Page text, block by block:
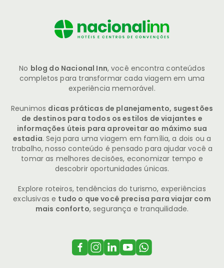
No blog do Nacional Inn, você encontra conteúdos
completos para transformar cada viagem em uma
experiência memorável.
Reunimos dicas práticas de planejamento, sugestões
de destinos para todos os estilos de viajantes e
informações úteis para aproveitar ao máximo sua
estadia. Seja para uma viagem em família, a dois ou a
trabalho, nosso conteúdo é pensado para ajudar você a
tomar as melhores decisões, economizar tempo e
descobrir oportunidades únicas.
Explore roteiros, tendências do turismo, experiências
exclusivas e tudo o que você precisa para viajar com
mais conforto, segurança e tranquilidade.